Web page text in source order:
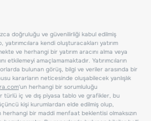
doğruluğu ve güvenilirliği kabul edilmiş
yatırımcılara kendi oluşturacakları yatırım
ve herhangi bir yatırım aracını alma veya
etkilemeyi amaçlamamaktadır. Yatırımcıların
bulunan görüş, bilgi ve veriler arasında bir
kararların neticesinde oluşabilecek yanlışlık
'un herhangi bir sorumluluğu
türlü iç ve dış piyasa tablo ve grafikler, bu
kişi kurumlardan elde edilmiş olup,
herhangi bir maddi menfaat beklentisi olmaksızın